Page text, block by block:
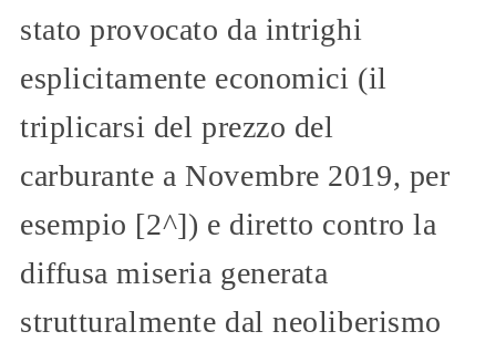
stato provocato da intrighi
esplicitamente economici (il
triplicarsi del prezzo del
carburante a Novembre 2019, per
esempio [2^]) e diretto contro la
diffusa miseria generata
strutturalmente dal neoliberismo